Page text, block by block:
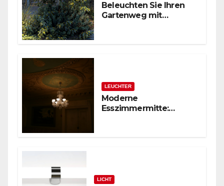
Beleuchten Sie Ihren
Gartenweg mit
LEUCHTER
Moderne
Esszimmermitte:
LICHT